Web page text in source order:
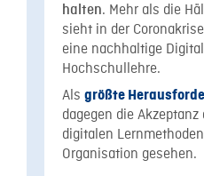
halten. Mehr als die
sieht in der
eine nachhaltige
Hochschullehre.
Als größte
dagegen die
digitalen
Organisation gesehen.